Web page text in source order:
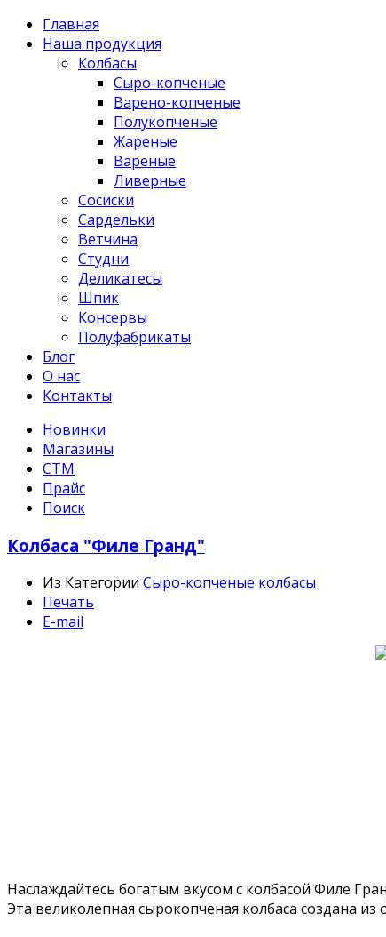
Главная
Наша продукция
Колбасы
Сыро-копченые
Варено-копченые
Полукопченые
Жареные
Вареные
Ливерные
Сосиски
Сардельки
Ветчина
Студни
Деликатесы
Шпик
Консервы
Полуфабрикаты
Блог
О нас
Контакты
Новинки
Магазины
СТМ
Прайс
Поиск
Колбаса "Филе Гранд"
Из Категории Сыро-копченые колбасы
Печать
E-mail
Наслаждайтесь богатым вкусом с колбасой Филе
Эта великолепная сырокопченая колбаса создана